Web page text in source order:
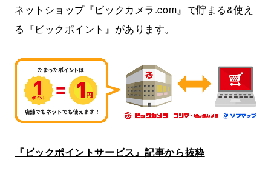
ネットショップ『ビックカメラ.com』で貯まる&使え
る『ビックポイント』があります。
『ビックポイントサービス』記事から抜粋